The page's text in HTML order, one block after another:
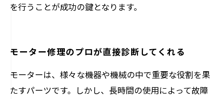
を行うことが成功の鍵となります。
モーター修理のプロが直接診断してくれる
モーターは、様々な機器や機械の中で重要な役割を果
たすパーツです。しかし、長時間の使用によって故障